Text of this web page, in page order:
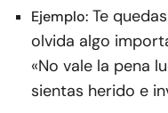
Ejemplo: Te
olvida algo
«No vale la pena
sientas herido e